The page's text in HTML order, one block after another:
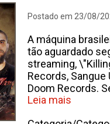
Postado em 23/08/
A máquina
tão aguardado
streaming,
Records,
Doom Records.
Leia mais